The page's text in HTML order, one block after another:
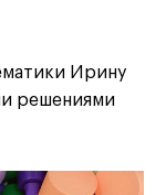
Ирину
решениями